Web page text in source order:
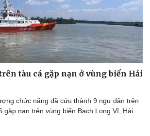
tàu cá gặp nạn ở vùng biển Hải
chức năng đã cứu thành 9 ngư dân trên
gặp nạn trên vùng biển Bạch Long Vĩ, Hải